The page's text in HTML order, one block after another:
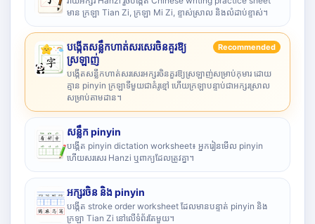
មាន ក្រឡា Tian Zi, ក្រឡា Mi Zi, ខ្ទាស់ស្រាល និងលំដាប់ខ្ទាស់។
បង្កើតសន្លឹកហាត់សរសេរចិនគួរឱ្យ
ស្រឡាញ់
Recommended
បង្កើតសន្លឹកហាត់សរសេរអក្សរចិនគួរឱ្យស្រឡាញ់សម្រាប់កុមារ ដោយ
គ្មាន pinyin ក្រឡាទីមួយជាគំរូខ្មៅ ហើយក្រឡាបន្ទាប់ជាអក្សរស្រាល
សម្រាប់តាមដាន។
សន្លឹក pinyin
បង្កើត pinyin dictation worksheet៖ អ្នករៀនមើល pinyin
ហើយសរសេរ Hanzi ឬពាក្យដែលត្រូវគ្នា។
អក្សរចិន និង pinyin
បង្កើត stroke order worksheet ដែលមានបន្ទាត់ pinyin និង
ក្រឡា Tian Zi នៅលើទំព័រតែមួយ។